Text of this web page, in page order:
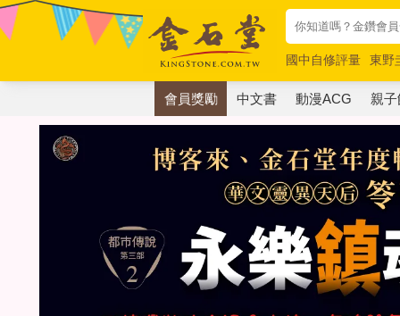
國中自修評量
東野
唯紅花綻放
奧德賽
會員獎勵 中文書 動漫ACG 親